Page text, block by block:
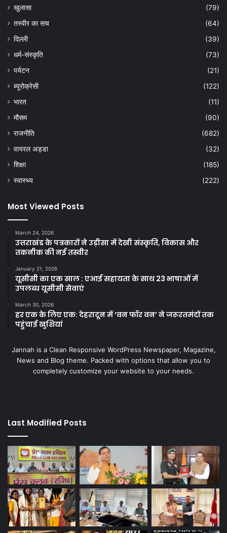
खुलासा
(79)
तस्वीर का सच
(64)
दिल्ली
(39)
धर्म-संस्कृति
(73)
पर्यटन
(21)
ब्यूरोक्रेसी
(122)
भारत
(11)
मौसम
(90)
राजनीति
(682)
वायरल अड्डा
(32)
शिक्षा
(185)
स्वास्थ्य
(222)
Most Viewed Posts
March 24, 2026
उत्तराखंड के पत्रकारों ने उड़ीसा में देखी संस्कृति, विकास और
तकनीक की नई तस्वीर
January 21, 2026
यूसीसी का एक साल : एआई सहायता के साथ 23 भाषाओं में
उपलब्ध यूसीसी सेवाएं
March 30, 2026
हर एक के लिए एक: देहरादून में ‘वन फॉर वन’ ने जरूरतमंदों तक
पहुंचाई खुशियां
Jannah is a Clean Responsive WordPress Newspaper, Magazine,
News and Blog theme. Packed with options that allow you to
completely customize your website to your needs.
Last Modified Posts